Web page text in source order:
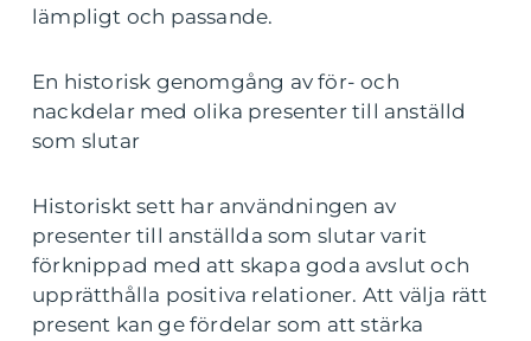
lämpligt och passande.
En historisk genomgång av för- och
nackdelar med olika presenter till anställd
som slutar
Historiskt sett har användningen av
presenter till anställda som slutar varit
förknippad med att skapa goda avslut och
upprätthålla positiva relationer. Att välja rätt
present kan ge fördelar som att stärka